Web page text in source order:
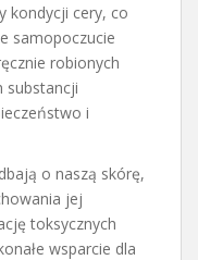
kondycji cery, co
samopoczucie
robionych
substancji
i
o naszą skórę,
jej
toksycznych
wsparcie dla